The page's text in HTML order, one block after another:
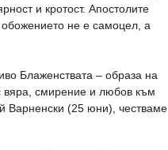
и кротост. Апостолите
обожението не е самоцел, а
Блаженствата – образа на
вяра, смирение и любов към
Варненски (25 юни), честваме